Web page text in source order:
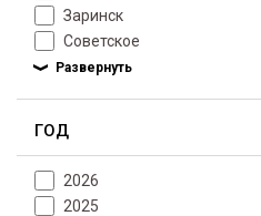
Заринск
Советское
ГОД
2026
2025